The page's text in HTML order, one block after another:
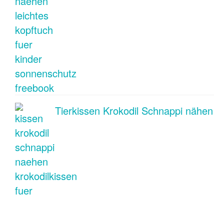
Tierkissen Krokodil Schnappi nähen